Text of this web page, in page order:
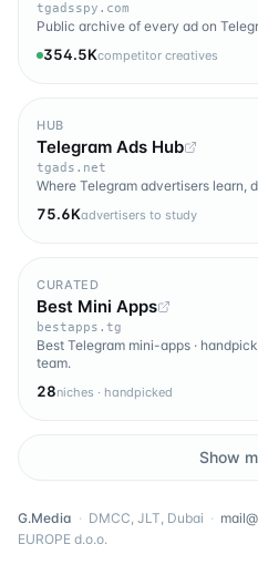
tgadsspy.com
Public archive of every ad on
354.5Kcompetitor creatives
HUB
Telegram Ads Hub
tgads.net
Where Telegram advertisers learn,
75.6Kadvertisers to study
CURATED
Best Mini Apps
bestapps.tg
Best Telegram mini-apps ·
team.
28niches · handpicked
Show
G.Media · DMCC, JLT, Dubai ·
EUROPE d.o.o.